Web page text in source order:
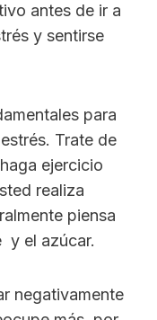
antes de ir a
y sentirse
para
Trate de
ejercicio
realiza
piensa
y el azúcar.
negativamente